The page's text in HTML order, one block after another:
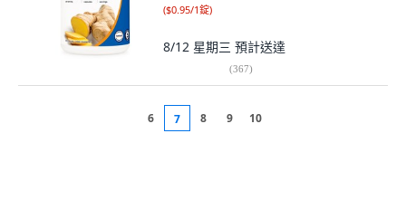
($0.95/1錠)
8/12 星期三 預計送達
(367)
6 7 8 9 10